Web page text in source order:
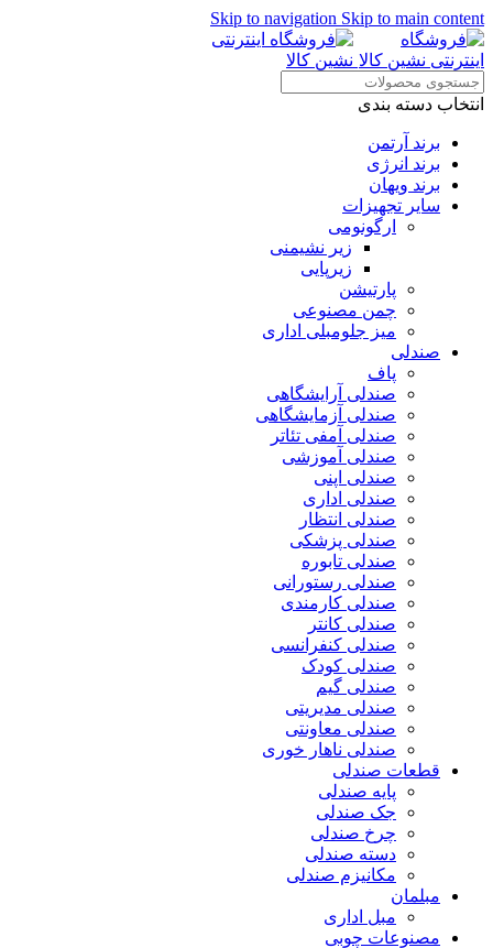
Skip to navigation Skip to main content
انتخاب دسته بندی
برند آرتمن
برند انرژی
برند ویهان
سایر تجهیزات
ارگونومی
زیر نشیمنی
زیرپایی
پارتیشن
چمن مصنوعی
میز جلومبلی اداری
صندلی
پاف
صندلی آرایشگاهی
صندلی آزمایشگاهی
صندلی آمفی تئاتر
صندلی آموزشی
صندلی اپنی
صندلی اداری
صندلی انتظار
صندلی پزشکی
صندلی تابوره
صندلی رستورانی
صندلی کارمندی
صندلی کانتر
صندلی کنفرانسی
صندلی کودک
صندلی گیم
صندلی مدیریتی
صندلی معاونتی
صندلی ناهار خوری
قطعات صندلی
پایه صندلی
جک صندلی
چرخ صندلی
دسته صندلی
مکانیزم صندلی
مبلمان
مبل اداری
مصنوعات چوبی